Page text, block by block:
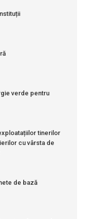
verde pentru
tinerilor
cu vârsta de
de bază